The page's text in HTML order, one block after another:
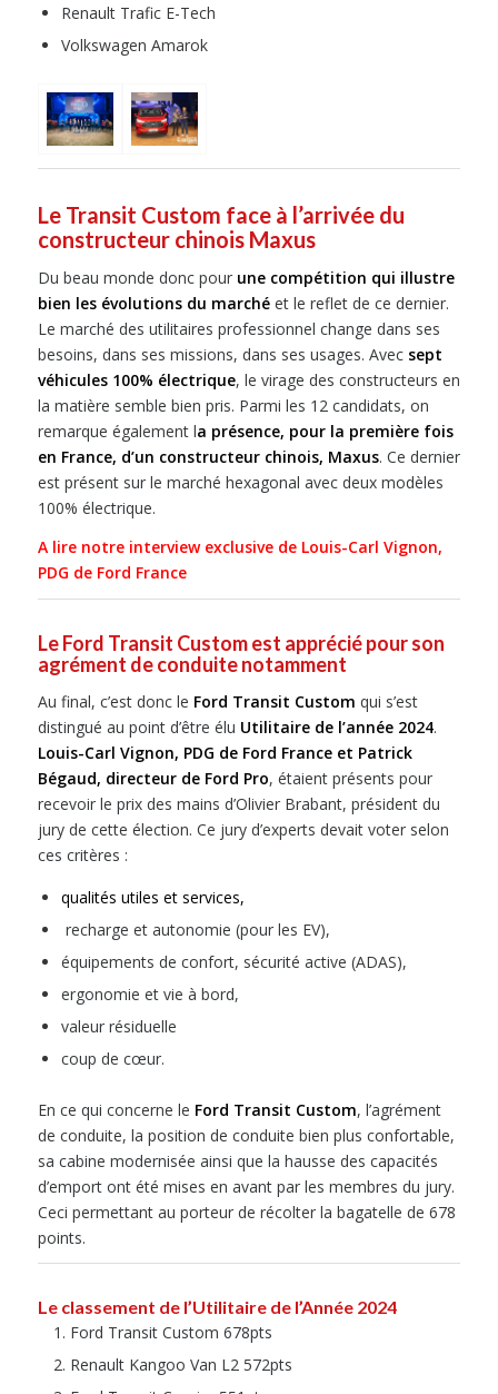
Renault Trafic E-Tech
Volkswagen Amarok
Le Transit Custom face à l’arrivée du
constructeur chinois Maxus
Du beau monde donc pour une compétition qui illustre
bien les évolutions du marchéet le reflet de ce dernier.
Le marché des utilitaires professionnel change dans ses
besoins, dans ses missions, dans ses usages. Avec sept
véhicules 100% électrique, le virage des constructeurs en
la matière semble bien pris. Parmi les 12 candidats, on
remarque également la présence, pour la première fois
en France, d’un constructeur chinois, Maxus. Ce dernier
est présent sur le marché hexagonal avec deux modèles
100% électrique.
A lire notre interview exclusive de Louis-Carl Vignon,
PDG de Ford France
Le Ford Transit Custom est apprécié pour son
agrément de conduite notamment
Au final, c’est donc le Ford Transit Custom qui s’est
distingué au point d’être élu Utilitaire de l’année 2024.
Louis-Carl Vignon, PDG de Ford France et Patrick
Bégaud, directeur de Ford Pro, étaient présents pour
recevoir le prix des mains d’Olivier Brabant, président du
jury de cette élection. Ce jury d’experts devait voter selon
ces critères :
qualités utiles et services,
recharge et autonomie (pour les EV),
équipements de confort, sécurité active (ADAS),
ergonomie et vie à bord,
valeur résiduelle
coup de cœur.
En ce qui concerne le Ford Transit Custom, l’agrément
de conduite, la position de conduite bien plus confortable,
sa cabine modernisée ainsi que la hausse des capacités
d’emport ont été mises en avant par les membres du jury.
Ceci permettant au porteur de récolter la bagatelle de 678
points.
Le classement de l’Utilitaire de l’Année 2024
Ford Transit Custom 678pts
Renault Kangoo Van L2 572pts